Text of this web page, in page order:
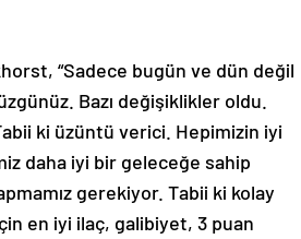
“Sadece bugün ve dün değil
Bazı değişiklikler oldu.
ki üzüntü verici. Hepimizin iyi
daha iyi bir geleceğe sahip
gerekiyor. Tabii ki kolay
en iyi ilaç, galibiyet, 3 puan